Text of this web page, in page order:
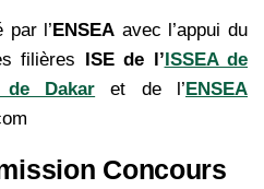
par l’ENSEA avec l’appui du
filières ISE de l’ISSEA de
de Dakar et de l’ENSEA
Concours